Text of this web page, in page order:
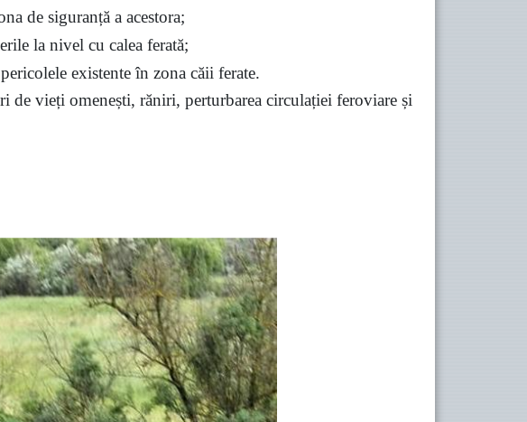
de siguranță a acestora;
la nivel cu calea ferată;
existente în zona căii ferate.
de vieți omenești, răniri, perturbarea circulației feroviare și